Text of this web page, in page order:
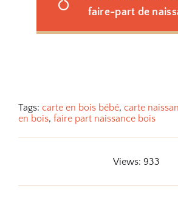
faire-part de
Tags: carte en bois bébé, carte
en bois, faire part naissance bois
Views: 933